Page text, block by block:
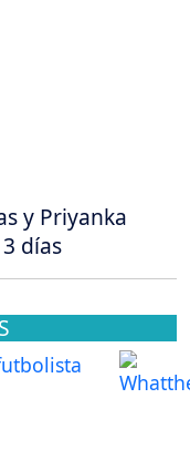
y Priyanka
días